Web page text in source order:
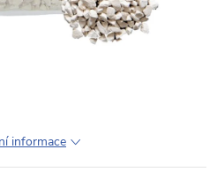
informace